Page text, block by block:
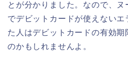
とが分かりました。なので、
でデビットカードが使えないエ
た人はデビットカードの有効期
のかもしれませんよ。